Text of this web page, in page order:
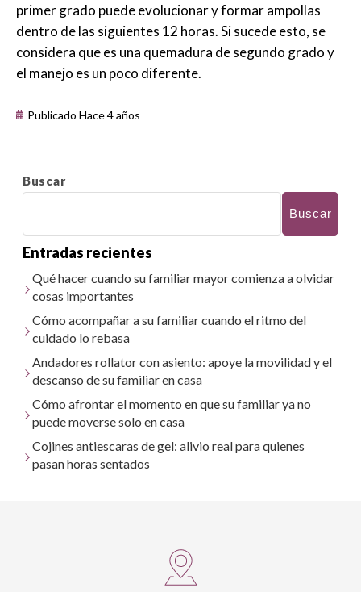
primer grado puede evolucionar y formar ampollas
dentro de las siguientes 12 horas. Si sucede esto, se
considera que es una quemadura de segundo grado y
el manejo es un poco diferente.
Publicado Hace 4 años
Buscar
Buscar
Entradas recientes
Qué hacer cuando su familiar mayor comienza a olvidar
cosas importantes
Cómo acompañar a su familiar cuando el ritmo del
cuidado lo rebasa
Andadores rollator con asiento: apoye la movilidad y el
descanso de su familiar en casa
Cómo afrontar el momento en que su familiar ya no
puede moverse solo en casa
Cojines antiescaras de gel: alivio real para quienes
pasan horas sentados